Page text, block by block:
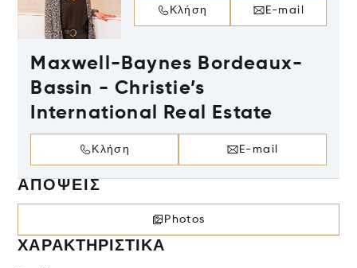
Κλήση E-mail
Maxwell-Baynes Bordeaux-
Bassin - Christie’s
International Real Estate
Κλήση E-mail
ΑΠΌΨΕΙΣ
Photos
ΧΑΡΑΚΤΗΡΙΣΤΙΚΆ